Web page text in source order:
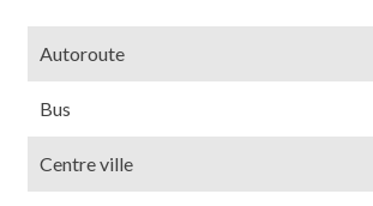
Autoroute
Bus
Centre ville